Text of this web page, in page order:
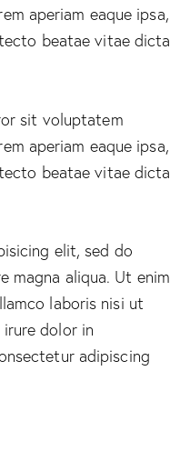
aperiam eaque ipsa,
beatae vitae dicta
sit voluptatem
aperiam eaque ipsa,
beatae vitae dicta
elit, sed do
magna aliqua. Ut enim
laboris nisi ut
dolor in
adipiscing